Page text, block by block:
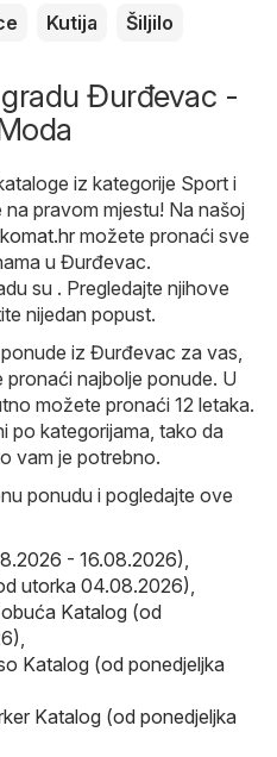
Kutija Šiljilo
Đurđevac -
iz kategorije Sport i
pravom mjestu! Na našoj
možete pronaći sve
u Đurđevac.
su . Pregledajte njihove
nijedan popust.
iz Đurđevac za vas,
najbolje ponude. U
možete pronaći 12 letaka.
po kategorijama, tako da
vam je potrebno.
ponudu i pogledajte ove
- 16.08.2026),
utorka 04.08.2026),
Katalog (od
,
Katalog (od ponedjeljka
Katalog (od ponedjeljka